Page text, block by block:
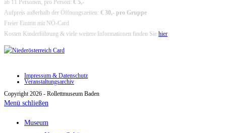
ab 11 Personen, pro Person: € 5,-
Aufpreis außerhalb der Öffnungszeiten: € 30,- pro Gruppe
Freier Eintritt mit NÖ-Card
Kosten Kinderführung & viele weitere Informationen finden Sie hier
Impressum & Datenschutz
Veranstaltungsarchiv
Copyright 2026 - Rollettmuseum Baden
Menü schließen
Museum